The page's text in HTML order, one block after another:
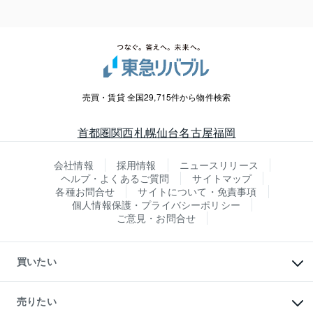
売買・賃貸 全国29,715件から物件検索
首都圏関西札幌仙台名古屋福岡
会社情報 採用情報
ニュースリリース
ヘルプ・よくあるご質問
サイトマップ
各種お問合せ
サイトについて・免責事項
個人情報保護・プライバシーポリシー
ご意見・お問合せ
買いたい
新築・分譲マンションの購入
中古マンションの購入
売りたい